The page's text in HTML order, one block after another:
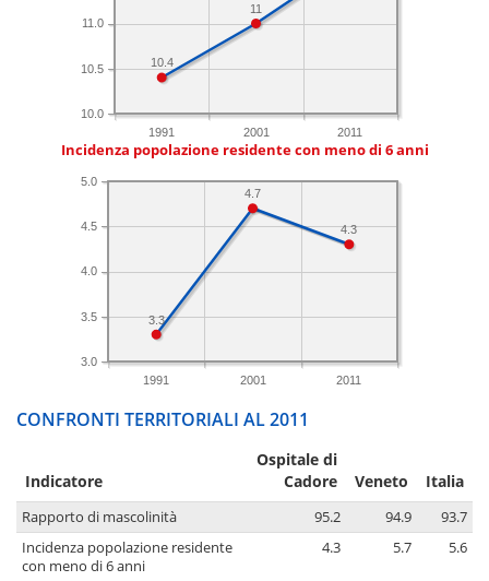
1991 2001 2011
10.0
10.5
11.0
11
10.4
Incidenza popolazione residente con meno di 6 anni
1991 2001 2011
3.0
3.5
4.0
4.5
5.0
4.3
4.7
3.3
CONFRONTI TERRITORIALI AL 2011
Indicatore
Ospitale di
Cadore
Veneto Italia
Rapporto di mascolinità 95.2 94.9
93.7
Incidenza popolazione residente
con meno di 6 anni
4.3 5.7 5.6